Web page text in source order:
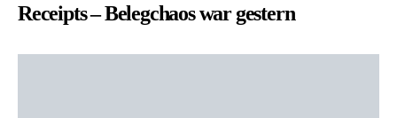
Receipts – Belegchaos war gestern